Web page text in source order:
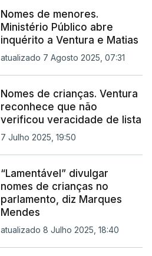
Nomes de menores.
Ministério Público abre
inquérito a Ventura e Matias
atualizado 7 Agosto 2025, 07:31
Nomes de crianças. Ventura
reconhece que não
verificou veracidade de lista
7 Julho 2025, 19:50
“Lamentável” divulgar
nomes de crianças no
parlamento, diz Marques
Mendes
atualizado 8 Julho 2025, 18:40